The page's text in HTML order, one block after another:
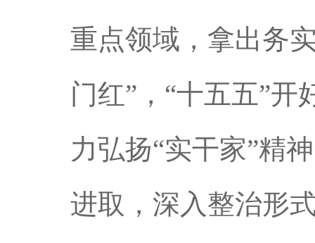
重点领域，拿出务
门红”，“十五五”
力弘扬“实干家”精
进取，深入整治形